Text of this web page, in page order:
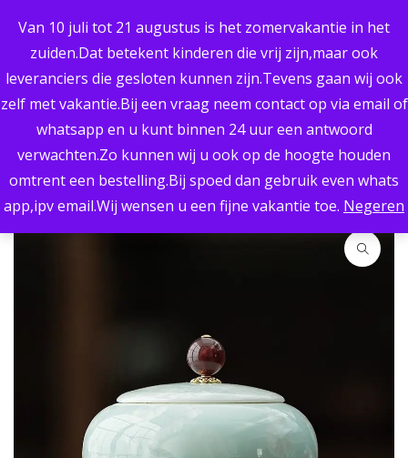
Van 10 juli tot 21 augustus is het zomervakantie in het
zuiden.Dat betekent kinderen die vrij zijn,maar ook
leveranciers die gesloten kunnen zijn.Tevens gaan wij ook
zelf met vakantie.Bij een vraag neem contact op via email of
whatsapp en u kunt binnen 24 uur een antwoord
verwachten.Zo kunnen wij u ook op de hoogte houden
omtrent een bestelling.Bij spoed dan gebruik even whats
app,ipv email.Wij wensen u een fijne vakantie toe. Negeren
UITSTEKENDE KWALITEIT
PERSOONLIJK ADVIES
BREED ASSORTIMENT
RETOURNEREN MOGELIJK
SNELLE LEVERING
0
Home / Urnen / Mini-urnen / Mini urn